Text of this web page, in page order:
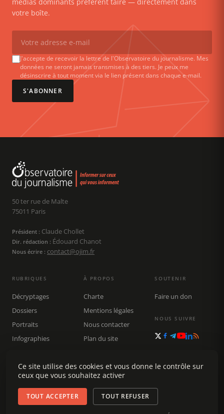
votre boîte.
J'accepte de recevoir la lettre de l'Observatoire du journalisme. Mes
données ne seront jamais transmises à des tiers. Je peux me
désinscrire à tout moment via le lien présent dans chaque e-mail.
S'ABONNER
50 ter rue de Malte
75011 Paris
Président : Claude Chollet
Dir. rédaction : Édouard Chanot
Nous écrire : contact@ojim.fr
RUBRIQUES
Décryptages
Dossiers
Portraits
Infographies
Rechercher
À PROPOS
Charte
Mentions légales
Nous contacter
Plan du site
SOUTENIR
Faire un don
NOUS SUIVRE
© 2026 Observatoire du journalisme (OJIM) · Tous droits réservés ·
Ce site utilise des cookies et vous donne le contrôle sur
ceux que vous souhaitez activer
TOUT ACCEPTER TOUT REFUSER